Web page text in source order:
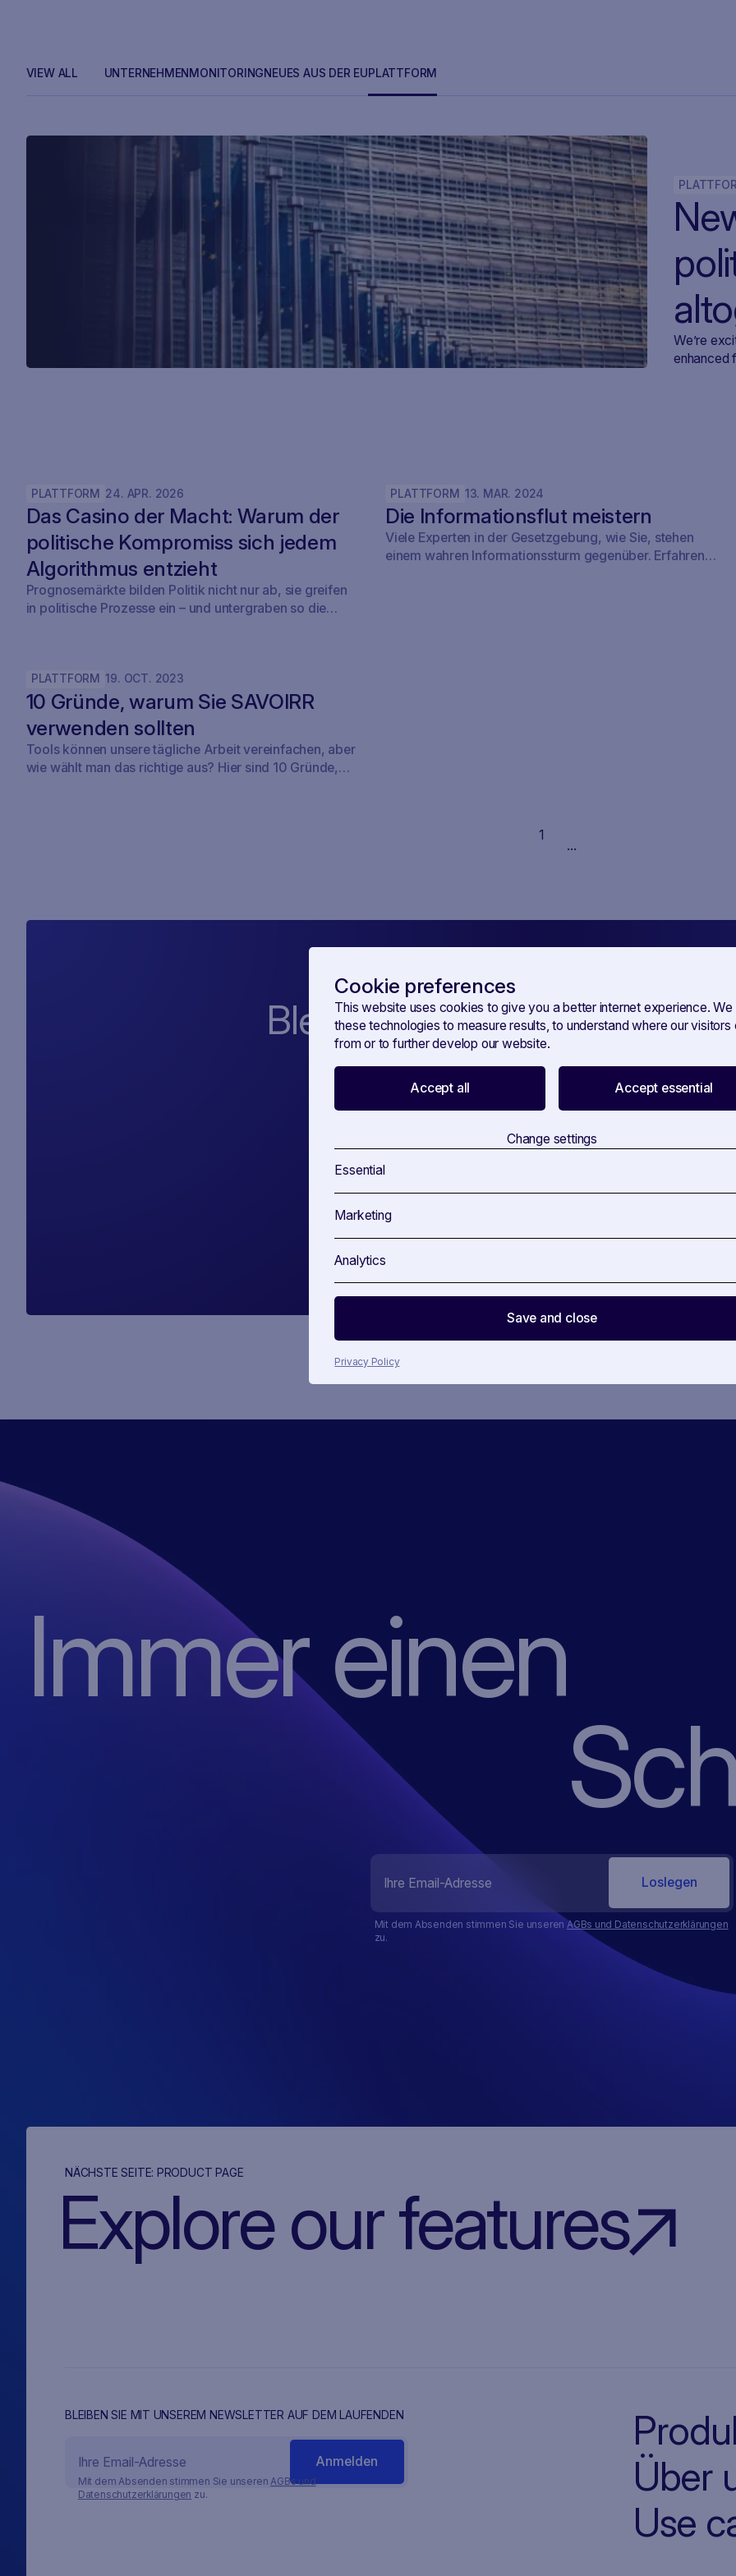
Cookie preferences
This website uses cookies to give you a better internet experience. We
these technologies to measure results, to understand where our visitors
from or to further develop our website.
Accept all Accept essential
Change settings
Essential
Marketing
Analytics
Save and close
Privacy Policy
VIEW ALL UNTERNEHMENMONITORINGNEUES AUS DER EUPLATTFORM
We’re
enhanced
PLATTFORM 24. APR. 2026
Das Casino der Macht: Warum der
politische Kompromiss sich jedem
Algorithmus entzieht
Prognosemärkte bilden Politik nicht nur ab, sie greifen
in politische Prozesse ein – und untergraben so die
PLATTFORM 13. MAR. 2024
Die Informationsflut meistern
Viele Experten in der Gesetzgebung, wie Sie, stehen
einem wahren Informationssturm gegenüber. Erfahren
PLATTFORM 19. OCT. 2023
10 Gründe, warum Sie SAVOIRR
verwenden sollten
Tools können unsere tägliche Arbeit vereinfachen, aber
wie wählt man das richtige aus? Hier sind 10 Gründe,
1
...
Bleiben Sie mit unserem
auf dem Laufenden
Melden Sie sich an, um die neuesten Updates über
Immer einen
Mit dem Absenden stimmen Sie unseren AGBs und Datenschutzerklärungen
zu.
NÄCHSTE SEITE: PRODUCT PAGE
Explore our features
BLEIBEN SIE MIT UNSEREM NEWSLETTER AUF DEM LAUFENDEN
Mit dem Absenden stimmen Sie unserenAGBs und
Datenschutzerklärungen zu.
Über
Use